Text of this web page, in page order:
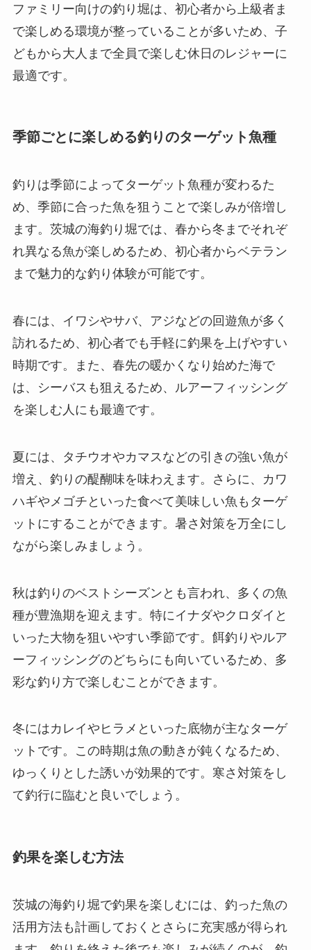
ファミリー向けの釣り堀は、初心者から上級者ま
で楽しめる環境が整っていることが多いため、子
どもから大人まで全員で楽しむ休日のレジャーに
最適です。
季節ごとに楽しめる釣りのターゲット魚種
釣りは季節によってターゲット魚種が変わるた
め、季節に合った魚を狙うことで楽しみが倍増し
ます。茨城の海釣り堀では、春から冬までそれぞ
れ異なる魚が楽しめるため、初心者からベテラン
まで魅力的な釣り体験が可能です。
春には、イワシやサバ、アジなどの回遊魚が多く
訪れるため、初心者でも手軽に釣果を上げやすい
時期です。また、春先の暖かくなり始めた海で
は、シーバスも狙えるため、ルアーフィッシング
を楽しむ人にも最適です。
夏には、タチウオやカマスなどの引きの強い魚が
増え、釣りの醍醐味を味わえます。さらに、カワ
ハギやメゴチといった食べて美味しい魚もターゲ
ットにすることができます。暑さ対策を万全にし
ながら楽しみましょう。
秋は釣りのベストシーズンとも言われ、多くの魚
種が豊漁期を迎えます。特にイナダやクロダイと
いった大物を狙いやすい季節です。餌釣りやルア
ーフィッシングのどちらにも向いているため、多
彩な釣り方で楽しむことができます。
冬にはカレイやヒラメといった底物が主なターゲ
ットです。この時期は魚の動きが鈍くなるため、
ゆっくりとした誘いが効果的です。寒さ対策をし
て釣行に臨むと良いでしょう。
釣果を楽しむ方法
茨城の海釣り堀で釣果を楽しむには、釣った魚の
活用方法も計画しておくとさらに充実感が得られ